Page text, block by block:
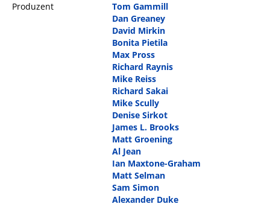
Produzent
Tom Gammill
Dan Greaney
David Mirkin
Bonita Pietila
Max Pross
Richard Raynis
Mike Reiss
Richard Sakai
Mike Scully
Denise Sirkot
James L. Brooks
Matt Groening
Al Jean
Ian Maxtone-Graham
Matt Selman
Sam Simon
Alexander Duke